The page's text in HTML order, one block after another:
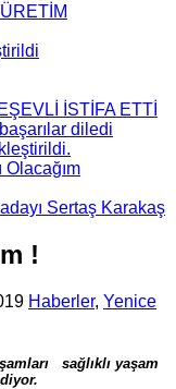
İSTİFA ETTİ
diledi
Sertaş Karakaş
!
Haberler, Yenice
sağlıklı yaşam